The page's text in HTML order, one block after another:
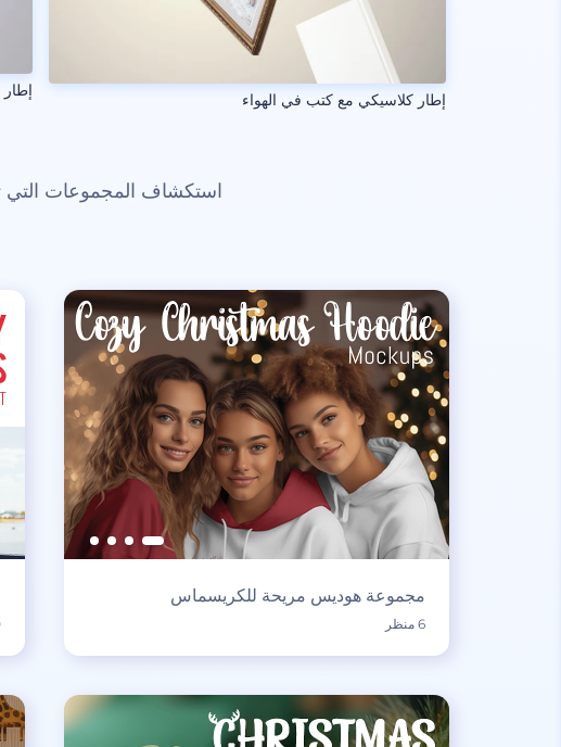
إطار كلاسيكي مع كتب في الهواء
استكشاف المجموعات التي
مجموعة هوديس مريحة للكريسماس
6 منظر